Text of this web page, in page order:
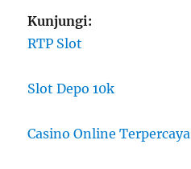
Kunjungi:
RTP Slot
Slot Depo 10k
Casino Online Terpercaya